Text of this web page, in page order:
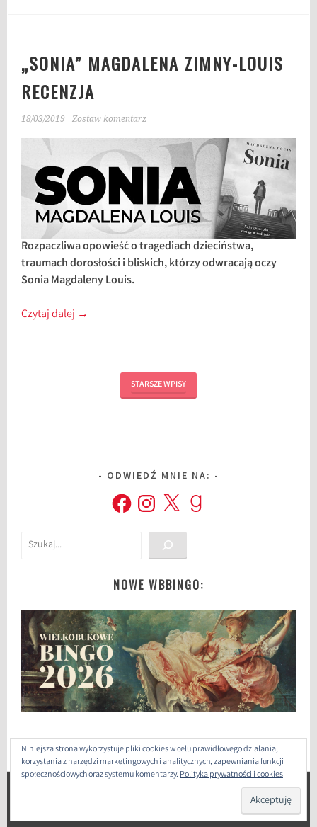
„SONIA” MAGDALENA ZIMNY-LOUIS
RECENZJA
18/03/2019 Zostaw komentarz
Rozpaczliwa opowieść o tragediach dzieciństwa,
traumach dorosłości i bliskich, którzy odwracają oczy
Sonia Magdaleny Louis.
Czytaj dalej →
STARSZE WPISY
ODWIEDŹ MNIE NA:
FacebookInstagram
X Goodreads
Szukaj
NOWE WBBINGO:
THEME: SELA
Niniejsza strona wykorzystuje pliki cookies w celu prawidłowego działania,
korzystania z narzędzi marketingowych i analitycznych, zapewniania funkcji
społecznościowych oraz systemu komentarzy.Polityka prywatności i cookies